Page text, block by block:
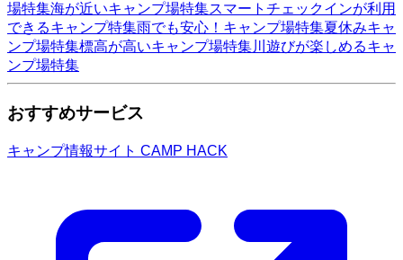
場特集海が近いキャンプ場特集スマートチェックインが利用
できるキャンプ特集雨でも安心！キャンプ場特集夏休みキャ
ンプ場特集標高が高いキャンプ場特集川遊びが楽しめるキャ
ンプ場特集
おすすめサービス
キャンプ情報サイト CAMP HACK